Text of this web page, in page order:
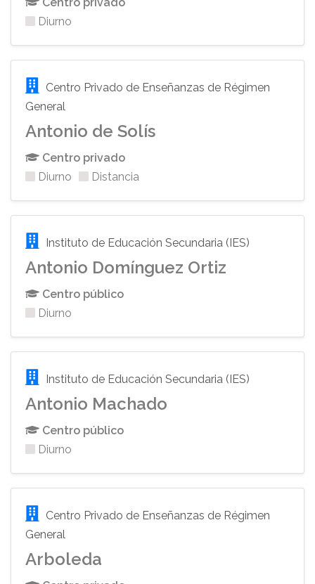
Diurno
Centro Privado de Enseñanzas de Régimen
General
Antonio de Solís
Centro privado
Diurno
Distancia
Instituto de Educación Secundaria (IES)
Antonio Domínguez Ortiz
Centro público
Diurno
Instituto de Educación Secundaria (IES)
Antonio Machado
Centro público
Diurno
Centro Privado de Enseñanzas de Régimen
General
Arboleda